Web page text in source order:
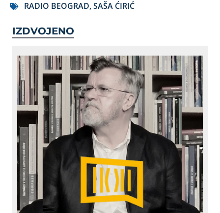
RADIO BEOGRAD,SAŠA ĆIRIĆ
IZDVOJENO